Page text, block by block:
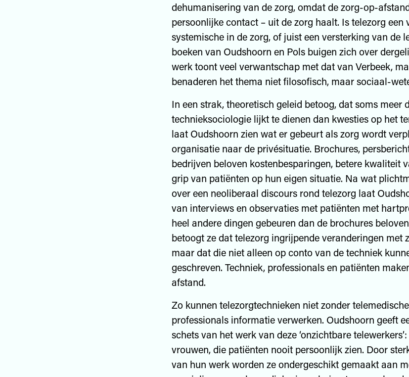
dehumanisering van de zorg, omdat de zorg-op-
persoonlijke contact – uit de zorg haalt. Is telezorg een
systemische in de zorg, of juist een versterking van de
boeken van Oudshoorn en Pols buigen zich over
werk toont veel verwantschap met dat van Verbeek,
benaderen het thema niet filosofisch, maar sociaal-
In een strak, theoretisch geleid betoog, dat soms meer
technieksociologie lijkt te dienen dan kwesties op het
laat Oudshoorn zien wat er gebeurt als zorg wordt
organisatie naar de privésituatie. Brochures,
bedrijven beloven kostenbesparingen, betere kwaliteit
grip van patiënten op hun eigen situatie. Na wat
over een neoliberaal discours rond telezorg laat
van interviews en observaties met patiënten met
heel andere dingen gebeuren dan de brochures
betoogt ze dat telezorg ingrijpende veranderingen met
maar dat die niet alleen op conto van de techniek
geschreven. Techniek, professionals en patiënten
afstand.
Zo kunnen telezorgtechnieken niet zonder
professionals informatie verwerken. Oudshoorn geeft
schets van het werk van deze ‘onzichtbare
vrouwen, die patiënten nooit persoonlijk zien. Door
van hun werk worden ze ondergeschikt gemaakt aan